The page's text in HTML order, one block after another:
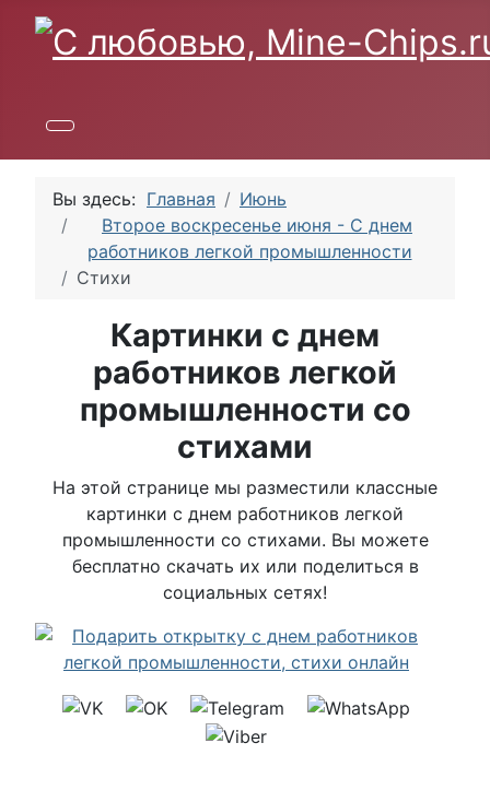
Вы здесь: Главная
Июнь
Второе воскресенье июня - С днем
работников легкой промышленности
Стихи
Картинки с днем
работников легкой
промышленности со
стихами
На этой странице мы разместили классные
картинки с днем работников легкой
промышленности со стихами. Вы можете
бесплатно скачать их или поделиться в
социальных сетях!